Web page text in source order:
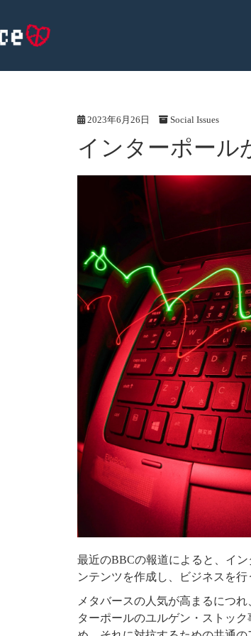
2023年6月26日 Social Issues
インターポール
最近のBBCの報道によると、イ
ンテンツを作成し、ビジネスを
メタバースの人気が高まるにつ
ターポールのユルゲン・ストッ